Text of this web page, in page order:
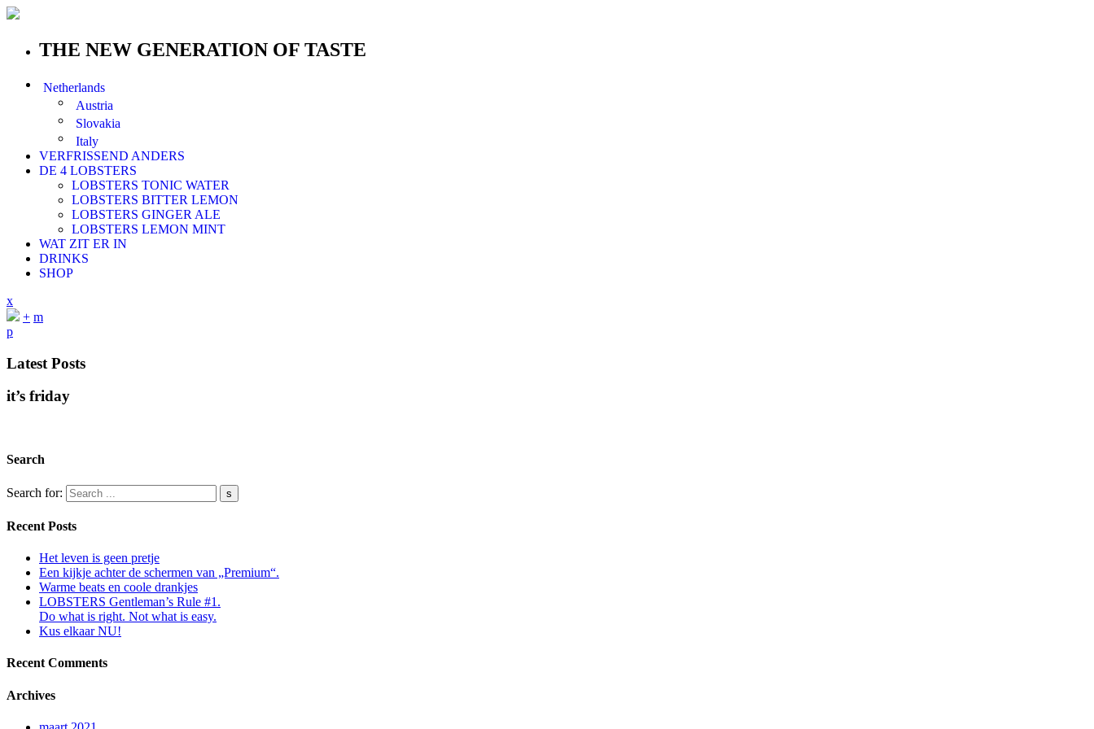
THE NEW GENERATION OF TASTE
Netherlands
Austria
Slovakia
Italy
VERFRISSEND ANDERS
DE 4 LOBSTERS
LOBSTERS TONIC WATER
LOBSTERS BITTER LEMON
LOBSTERS GINGER ALE
LOBSTERS LEMON MINT
WAT ZIT ER IN
DRINKS
SHOP
x
+ m
p
Latest Posts
it’s friday
Search
Search for:
Recent Posts
Het leven is geen pretje
Een kijkje achter de schermen van „Premium“.
Warme beats en coole drankjes
LOBSTERS Gentleman’s Rule #1.
Do what is right. Not what is easy.
Kus elkaar NU!
Recent Comments
Archives